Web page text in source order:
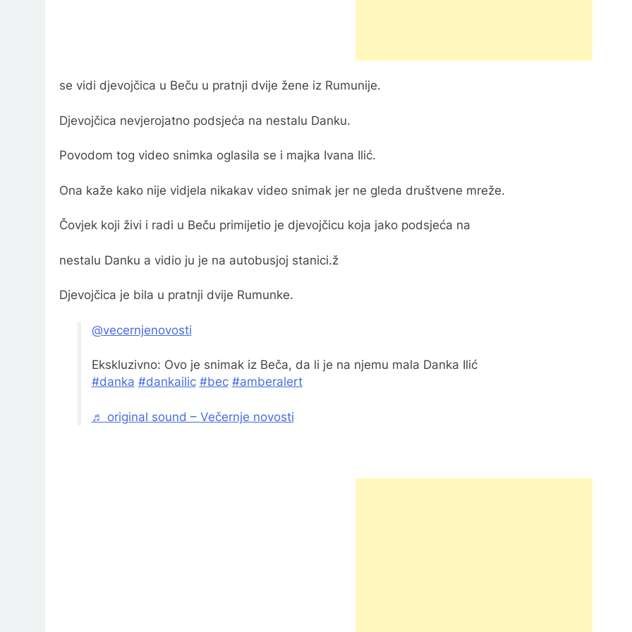
se vidi djevojčica u Beču u pratnji dvije žene iz Rumunije.
Djevojčica nevjerojatno podsjeća na nestalu Danku.
Povodom tog video snimka oglasila se i majka Ivana Ilić.
Ona kaže kako nije vidjela nikakav video snimak jer ne gleda društvene mreže.
Čovjek koji živi i radi u Beču primijetio je djevojčicu koja jako podsjeća na
nestalu Danku a vidio ju je na autobusjoj stanici.ž
Djevojčica je bila u pratnji dvije Rumunke.
@vecernjenovosti
Ekskluzivno: Ovo je snimak iz Beča, da li je na njemu mala Danka Ilić
#danka #dankailic #bec #amberalert
♬ original sound – Večernje novosti